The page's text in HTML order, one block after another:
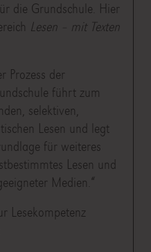
die Grundschule. Hier
Lesen – mit Texten
Prozess der
führt zum
selektiven,
Lesen und legt
für weiteres
Lesen und
Medien.“
Lesekompetenz